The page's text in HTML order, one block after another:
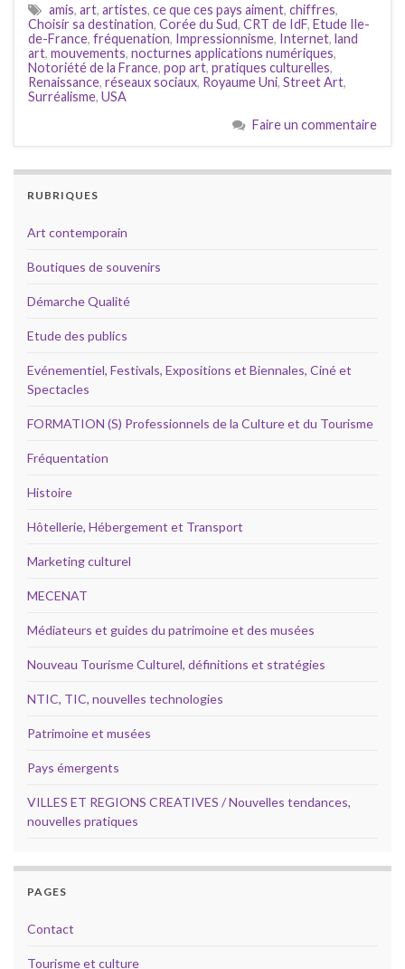
amis, art, artistes, ce que ces pays aiment, chiffres,
Choisir sa destination, Corée du Sud, CRT de IdF, Etude Ile-
de-France, fréquenation, Impressionnisme, Internet, land
art, mouvements, nocturnes applications numériques,
Notoriété de la France, pop art, pratiques culturelles,
Renaissance, réseaux sociaux, Royaume Uni, Street Art,
Surréalisme, USA
Faire un commentaire
RUBRIQUES
Art contemporain
Boutiques de souvenirs
Démarche Qualité
Etude des publics
Evénementiel, Festivals, Expositions et Biennales, Ciné et
Spectacles
FORMATION (S) Professionnels de la Culture et du Tourisme
Fréquentation
Histoire
Hôtellerie, Hébergement et Transport
Marketing culturel
MECENAT
Médiateurs et guides du patrimoine et des musées
Nouveau Tourisme Culturel, définitions et stratégies
NTIC, TIC, nouvelles technologies
Patrimoine et musées
Pays émergents
VILLES ET REGIONS CREATIVES / Nouvelles tendances,
nouvelles pratiques
PAGES
Contact
Tourisme et culture